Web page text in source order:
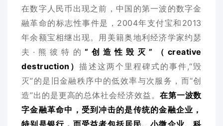
在数字人民币出现之前，中国的第一波的数字金
融革命的标志性事件是，2004年支付宝和2013
年余额宝相继出现。 用美籍奥地利经济学家约瑟
夫·熊彼特的 “创造性毁灭”（creative
destruction）描述这两个里程碑式的事件,“毁
灭”的是旧金融秩序中的低效率与次服务，而“创
造”出的是更高的总体社会经济效益。 在第一波数
字金融革命中，受到冲击的是传统的金融企业，
特别是银行，而受益者包括居民、小微企业、科